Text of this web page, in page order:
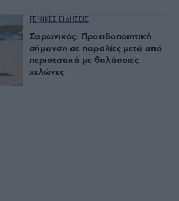
ΓΕΝΙΚΕΣ ΕΙΔΗΣΕΙΣ
Σαρωνικός: Προειδοποιητική
σήμανση σε παραλίες μετά από
περιστατικά με θαλάσσιες
χελώνες